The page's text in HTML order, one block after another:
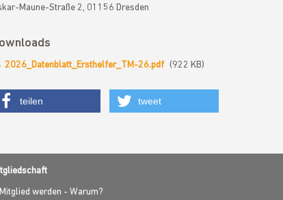
Maune-Straße 2, 01156 Dresden
2026_Datenblatt_Ersthelfer_TM-26.pdf (922 KB)
teilen tweet
Mitglied werden - Warum?